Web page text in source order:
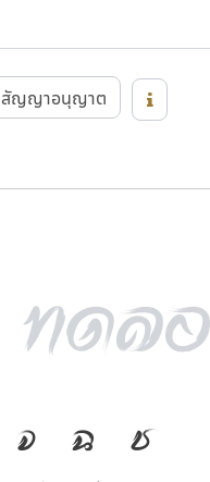
สัญญาอนุญาต
จ ฉ
ช